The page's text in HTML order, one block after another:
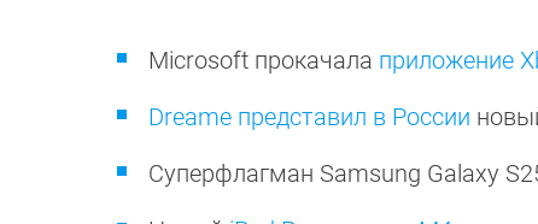
Microsoft прокачала приложение
Dreame представил в России
Суперфлагман Samsung Galaxy